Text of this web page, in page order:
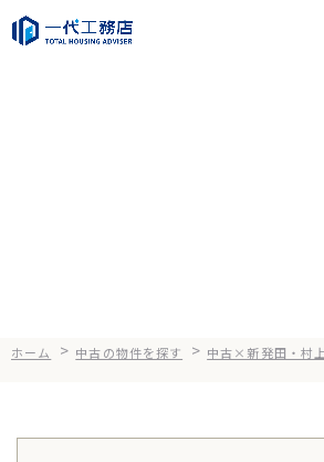
企業方針
コンセプト
ホーム > 中古の物件を探す > 中古×新発田・村